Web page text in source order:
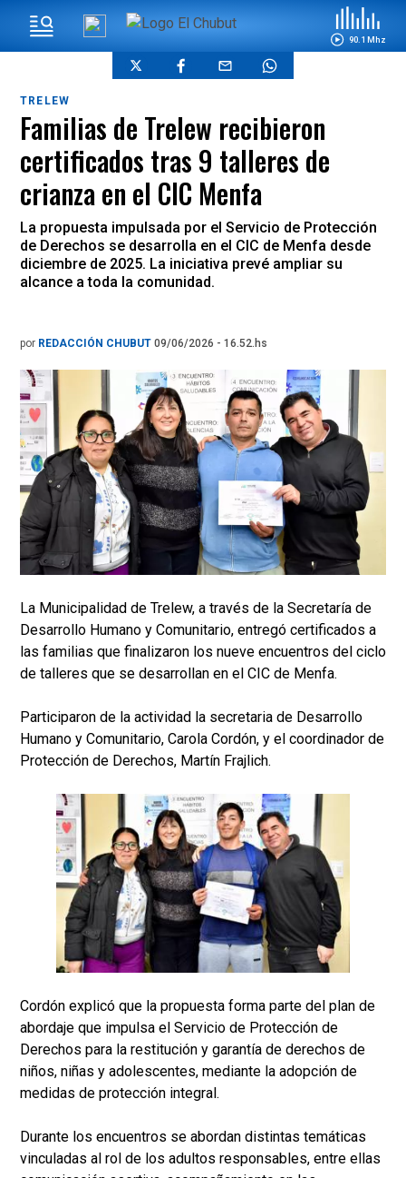
90.1 Mhz
TRELEW
Familias de Trelew recibieron
certificados tras 9 talleres de
crianza en el CIC Menfa
La propuesta impulsada por el Servicio de Protección
de Derechos se desarrolla en el CIC de Menfa desde
diciembre de 2025. La iniciativa prevé ampliar su
alcance a toda la comunidad.
por REDACCIÓN CHUBUT 09/06/2026 - 16.52.hs
La Municipalidad de Trelew, a través de la Secretaría de
Desarrollo Humano y Comunitario, entregó certificados a
las familias que finalizaron los nueve encuentros del ciclo
de talleres que se desarrollan en el CIC de Menfa.
Participaron de la actividad la secretaria de Desarrollo
Humano y Comunitario, Carola Cordón, y el coordinador de
Protección de Derechos, Martín Frajlich.
Cordón explicó que la propuesta forma parte del plan de
abordaje que impulsa el Servicio de Protección de
Derechos para la restitución y garantía de derechos de
niños, niñas y adolescentes, mediante la adopción de
medidas de protección integral.
Durante los encuentros se abordan distintas temáticas
vinculadas al rol de los adultos responsables, entre ellas